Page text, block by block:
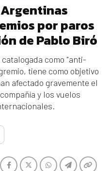
por paros
de Pablo Biró
como "anti-
tiene como objetivo
afectado gravemente el
y los vuelos